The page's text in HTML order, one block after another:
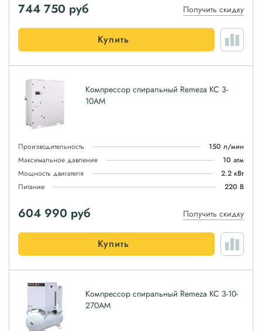
744 750 руб Получить скидку
Купить
Компрессор спиральный Remeza КС 3-
10АМ
Производительность
150 л/мин
Максимальное давление
10 атм
Мощность двигателя
2.2 кВт
Питание
220 В
604 990 руб Получить скидку
Купить
Компрессор спиральный Remeza КС 3-10-
270АМ